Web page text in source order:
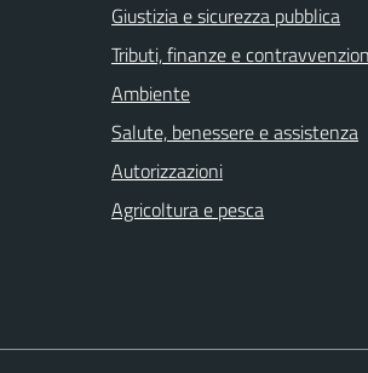
Giustizia e sicurezza pubblica
Tributi, finanze e
Ambiente
Salute, benessere e assistenza
Autorizzazioni
Agricoltura e pesca